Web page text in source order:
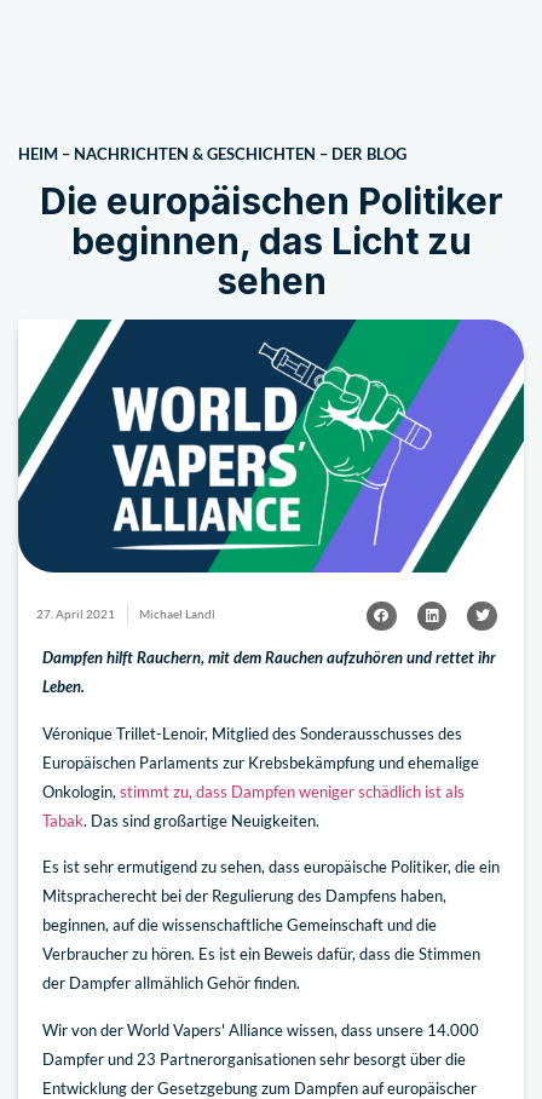
HEIM – NACHRICHTEN & GESCHICHTEN – DER BLOG
Die europäischen Politiker
beginnen, das Licht zu
sehen
27. April 2021 Michael Landl
Dampfen hilft Rauchern, mit dem Rauchen aufzuhören und rettet ihr
Leben.
Véronique Trillet-Lenoir, Mitglied des Sonderausschusses des
Europäischen Parlaments zur Krebsbekämpfung und ehemalige
Onkologin, stimmt zu, dass Dampfen weniger schädlich ist als
Tabak. Das sind großartige Neuigkeiten.
Es ist sehr ermutigend zu sehen, dass europäische Politiker, die ein
Mitspracherecht bei der Regulierung des Dampfens haben,
beginnen, auf die wissenschaftliche Gemeinschaft und die
Verbraucher zu hören. Es ist ein Beweis dafür, dass die Stimmen
der Dampfer allmählich Gehör finden.
Wir von der World Vapers' Alliance wissen, dass unsere 14.000
Dampfer und 23 Partnerorganisationen sehr besorgt über die
Entwicklung der Gesetzgebung zum Dampfen auf europäischer